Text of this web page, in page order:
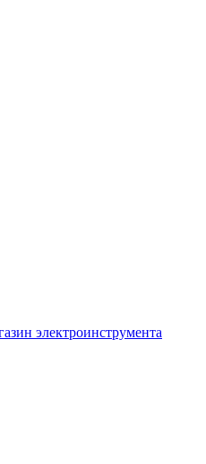
электроинструмента